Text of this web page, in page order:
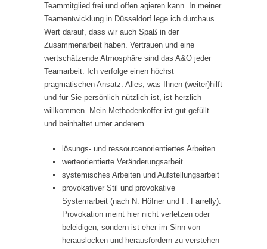
Teammitglied frei und offen agieren kann. In meiner
Teamentwicklung in Düsseldorf lege ich durchaus
Wert darauf, dass wir auch Spaß in der
Zusammenarbeit haben. Vertrauen und eine
wertschätzende Atmosphäre sind das A&O jeder
Teamarbeit. Ich verfolge einen höchst
pragmatischen Ansatz: Alles, was Ihnen (weiter)hilft
und für Sie persönlich nützlich ist, ist herzlich
willkommen. Mein Methodenkoffer ist gut gefüllt
und beinhaltet unter anderem
lösungs- und ressourcenorientiertes Arbeiten
werteorientierte Veränderungsarbeit
systemisches Arbeiten und Aufstellungsarbeit
provokativer Stil und provokative
Systemarbeit (nach N. Höfner und F. Farrelly).
Provokation meint hier nicht verletzen oder
beleidigen, sondern ist eher im Sinn von
herauslocken und herausfordern zu verstehen